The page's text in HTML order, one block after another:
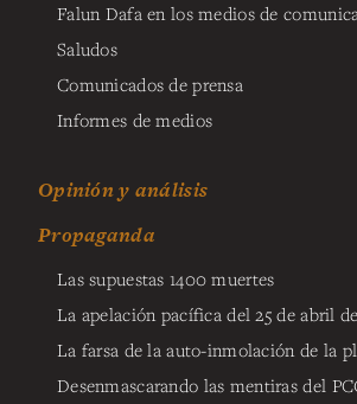
Falun Dafa en los medios de
Saludos
Comunicados de prensa
Informes de medios
Opinión y análisis
Propaganda
Las supuestas 1400 muertes
La apelación pacífica del 25 de abril
La farsa de la auto-inmolación de la
Desenmascarando las mentiras del